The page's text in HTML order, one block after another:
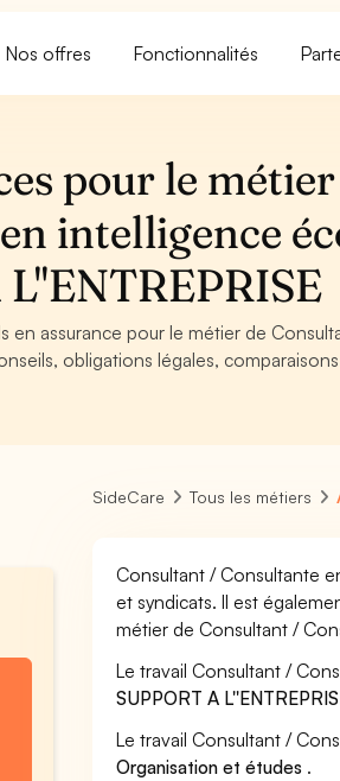
Nos offres Fonctionnalités
pour le
intelligence
en assurance pour le métier de
obligations légales,
SideCare Tous les métiers
Consultant / Consultante
et syndicats. Il est
métier de Consultant /
Le travail Consultant /
SUPPORT A
Le travail Consultant /
Organisation et études .